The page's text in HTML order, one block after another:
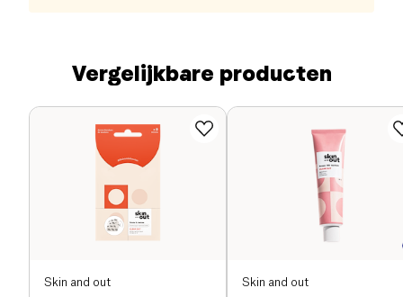
Vergelijkbare producten
Skin and out Skin and out